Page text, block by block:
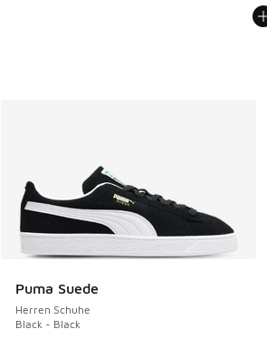
Puma Suede
Herren Schuhe
Black - Black